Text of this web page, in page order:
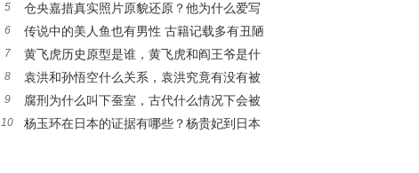
等级是怎样的？
5
仓央嘉措真实照片原貌还原？他为什么爱写
情诗
6
传说中的美人鱼也有男性 古籍记载多有丑陋
者
7
黄飞虎历史原型是谁，黄飞虎和阎王爷是什
么关系？
8
袁洪和孙悟空什么关系，袁洪究竟有没有被
杀死？
9
腐刑为什么叫下蚕室，古代什么情况下会被
判处腐刑？
10
杨玉环在日本的证据有哪些？杨贵妃到日本